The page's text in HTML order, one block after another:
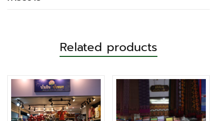
Related products